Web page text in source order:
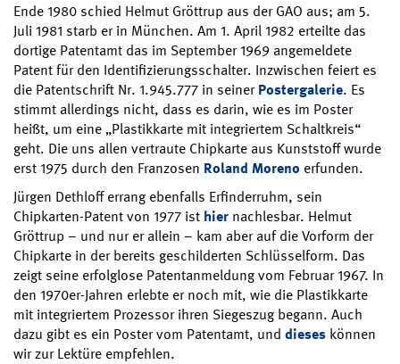
Ende 1980 schied Helmut Gröttrup aus der GAO aus; am 5.
Juli 1981 starb er in München. Am 1. April 1982 erteilte das
dortige Patentamt das im September 1969 angemeldete
Patent für den Identifizierungsschalter. Inzwischen feiert es
die Patentschrift Nr. 1.945.777 in seinerPostergalerie. Es
stimmt allerdings nicht, dass es darin, wie es im Poster
heißt, um eine „Plastikkarte mit integriertem Schaltkreis“
geht. Die uns allen vertraute Chipkarte aus Kunststoff wurde
erst 1975 durch den Franzosen Roland Moreno erfunden.
Jürgen Dethloff errang ebenfalls Erfinderruhm, sein
Chipkarten-Patent von 1977 ist hier nachlesbar. Helmut
Gröttrup – und nur er allein – kam aber auf die Vorform der
Chipkarte in der bereits geschilderten Schlüsselform. Das
zeigt seine erfolglose Patentanmeldung vom Februar 1967. In
den 1970er-Jahren erlebte er noch mit, wie die Plastikkarte
mit integriertem Prozessor ihren Siegeszug begann. Auch
dazu gibt es ein Poster vom Patentamt, und dieses können
wir zur Lektüre empfehlen.